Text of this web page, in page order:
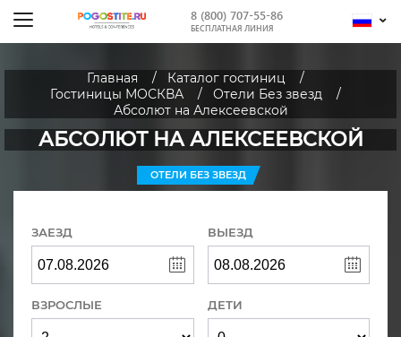
8 (800) 707-55-86
БЕСПЛАТНАЯ ЛИНИЯ
Главная
Каталог гостиниц
Гостиницы МОСКВА
Отели Без звезд
Абсолют на Алексеевской
АБСОЛЮТ НА АЛЕКСЕЕВСКОЙ
ОТЕЛИ БЕЗ ЗВЕЗД
ЗАЕЗД ВЫЕЗД
ВЗРОСЛЫЕ ДЕТИ